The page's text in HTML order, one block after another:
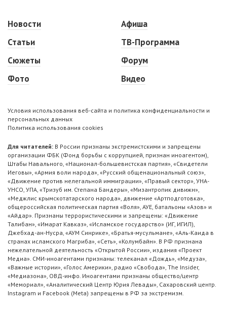
Новости
Статьи
Сюжеты
Фото
Афиша
ТВ-Программа
Форум
Видео
Условия использования веб-сайта и политика конфиденциальности и
персональных данных
Политика использования cookies
Для читателей: В России признаны экстремистскими и запрещены
организации ФБК (Фонд борьбы с коррупцией, признан иноагентом),
Штабы Навального, «Национал-большевистская партия», «Свидетели
Иеговы», «Армия воли народа», «Русский общенациональный союз»,
«Движение против нелегальной иммиграции», «Правый сектор», УНА-
УНСО, УПА, «Тризуб им. Степана Бандеры», «Мизантропик дивижн»,
«Меджлис крымскотатарского народа», движение «Артподготовка»,
общероссийская политическая партия «Воля», АУЕ, батальоны «Азов» и
«Айдар». Признаны террористическими и запрещены: «Движение
Талибан», «Имарат Кавказ», «Исламское государство» (ИГ, ИГИЛ),
Джебхад-ан-Нусра, «АУМ Синрике», «Братья-мусульмане», «Аль-Каида в
странах исламского Магриба», «Сеть», «Колумбайн». В РФ признана
нежелательной деятельность «Открытой России», издания «Проект
Медиа». СМИ-иноагентами признаны: телеканал «Дождь», «Медуза»,
«Важные истории», «Голос Америки», радио «Свобода», The Insider,
«Медиазона», ОВД-инфо. Иноагентами признаны общество/центр
«Мемориал», «Аналитический Центр Юрия Левады», Сахаровский центр.
Instagram и Facebook (Metа) запрещены в РФ за экстремизм.